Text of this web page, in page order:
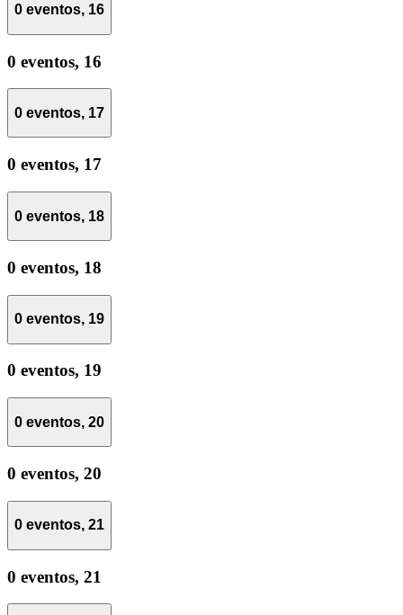
0 eventos, 16
0 eventos, 16
0 eventos, 17
0 eventos, 17
0 eventos, 18
0 eventos, 18
0 eventos, 19
0 eventos, 19
0 eventos, 20
0 eventos, 20
0 eventos, 21
0 eventos, 21